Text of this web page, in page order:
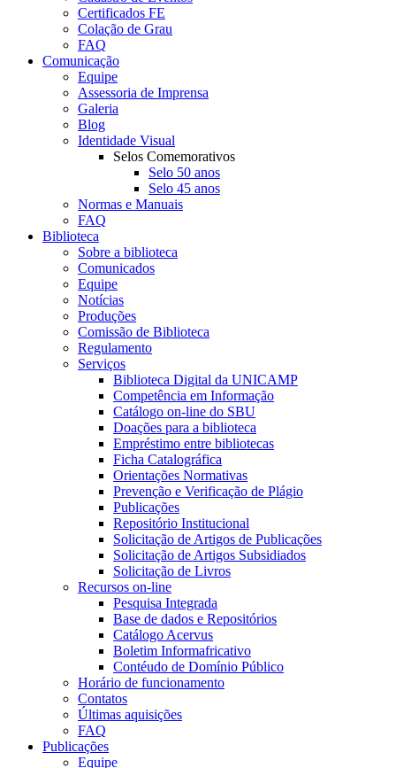
Certificados FE
Colação de Grau
FAQ
Comunicação
Equipe
Assessoria de Imprensa
Galeria
Blog
Identidade Visual
Selos Comemorativos
Selo 50 anos
Selo 45 anos
Normas e Manuais
FAQ
Biblioteca
Sobre a biblioteca
Comunicados
Equipe
Notícias
Produções
Comissão de Biblioteca
Regulamento
Serviços
Biblioteca Digital da UNICAMP
Competência em Informação
Catálogo on-line do SBU
Doações para a biblioteca
Empréstimo entre bibliotecas
Ficha Catalográfica
Orientações Normativas
Prevenção e Verificação de Plágio
Publicações
Repositório Institucional
Solicitação de Artigos de Publicações
Solicitação de Artigos Subsidiados
Solicitação de Livros
Recursos on-line
Pesquisa Integrada
Base de dados e Repositórios
Catálogo Acervus
Boletim Informafricativo
Contéudo de Domínio Público
Horário de funcionamento
Contatos
Últimas aquisições
FAQ
Publicações
Equipe